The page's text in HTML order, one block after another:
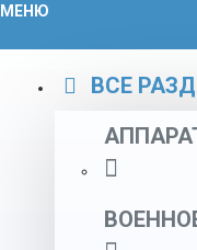
МЕНЮ
ВСЕ